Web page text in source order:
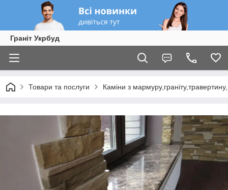
Граніт Укрбуд
Товари та послуги Каміни з